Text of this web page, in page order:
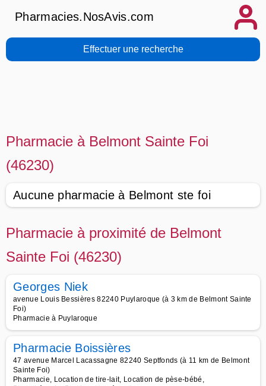
Pharmacies.NosAvis.com
Effectuer une recherche
Pharmacie à Belmont Sainte Foi
(46230)
Aucune pharmacie à Belmont ste foi
Pharmacie à proximité de Belmont
Sainte Foi (46230)
Georges Niek
avenue Louis Bessières 82240 Puylaroque (à 3 km de Belmont Sainte
Foi)
Pharmacie à Puylaroque
Pharmacie Boissières
47 avenue Marcel Lacassagne 82240 Septfonds (à 11 km de Belmont
Sainte Foi)
Pharmacie, Location de tire-lait, Location de pèse-bébé,